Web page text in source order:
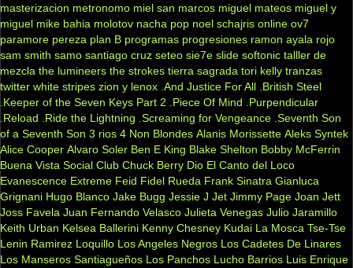
masterizacion metronomo miel san marcos miguel mateos miguel y
miguel mike bahia molotov nacha pop noel schajris online ov7
paramore pereza plan B programas progresiones ramon ayala rojo
sam smith samo santiago cruz seteo sie7e slide softonic talller de
mezcla the lumineers the strokes tierra sagrada tori kelly tranzas
twitter white stripes zion y lenox .And Justice For All .British Steel
.Keeper of the Seven Keys Part 2
.Piece Of Mind
.Purpendicular
.Reload
.Ride the Lightning .Screaming for Vengeance .Seventh Son
of a Seventh Son 3 rios 4 Non Blondes Alanis Morissette Aleks Syntek
Alice Cooper Alvaro Soler Ben E King Blake Shelton Bobby McFerrin
Buena Vista Social Club Chuck Berry Dio El Canto del Loco
Evanescence Extreme Feid Fidel Rueda Frank Sinatra Gianluca
Grignani Hugo Blanco Jake Bugg Jessie J Jet Jimmy Page Joan Jett
Joss Favela Juan Fernando Velasco Julieta Venegas Julio Jaramillo
Keith Urban Kelsea Ballerini Kenny Chesney Kudai La Mosca Tse-Tse
Lenin Ramirez Loquillo Los Angeles Negros Los Cadetes De Linares
Los Manseros Santiagueños Los Panchos Lucho Barrios Luis Enrique